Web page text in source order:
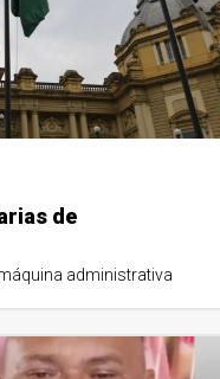
de
administrativa